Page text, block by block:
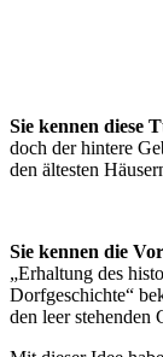
Sie kennen diese
doch der hintere
den ältesten
Sie kennen die
„Erhaltung des
Dorfgeschichte“
den leer stehenden